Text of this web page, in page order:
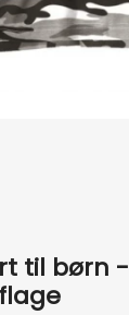
til børn -